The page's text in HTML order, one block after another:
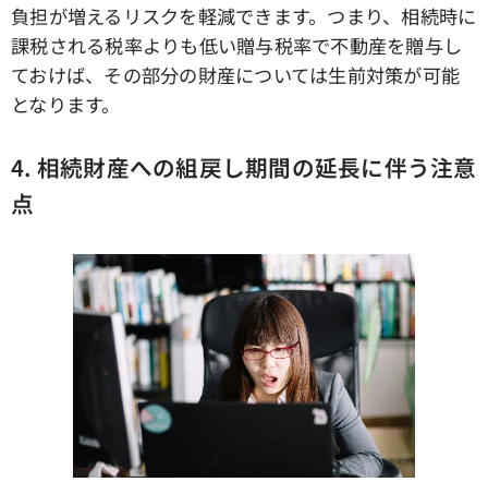
負担が増えるリスクを軽減できます。つまり、相続時に
課税される税率よりも低い贈与税率で不動産を贈与し
ておけば、その部分の財産については生前対策が可能
となります。
4. 相続財産への組戻し期間の延長に伴う注意
点